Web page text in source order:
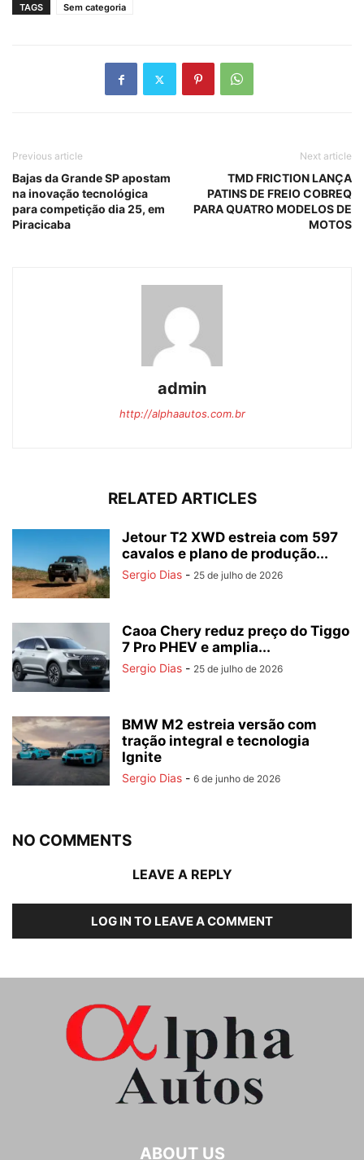
TAGS Sem categoria
Previous article
Bajas da Grande SP apostam
na inovação tecnológica
para competição dia 25, em
Piracicaba
Next article
TMD FRICTION LANÇA
PATINS DE FREIO COBREQ
PARA QUATRO MODELOS DE
MOTOS
admin
http://alphaautos.com.br
RELATED ARTICLES
Jetour T2 XWD estreia com 597
cavalos e plano de produção...
Sergio Dias - 25 de julho de 2026
Caoa Chery reduz preço do Tiggo
7 Pro PHEV e amplia...
Sergio Dias - 25 de julho de 2026
BMW M2 estreia versão com
tração integral e tecnologia
Ignite
Sergio Dias - 6 de junho de 2026
NO COMMENTS
LEAVE A REPLY
LOG IN TO LEAVE A COMMENT
ABOUT US